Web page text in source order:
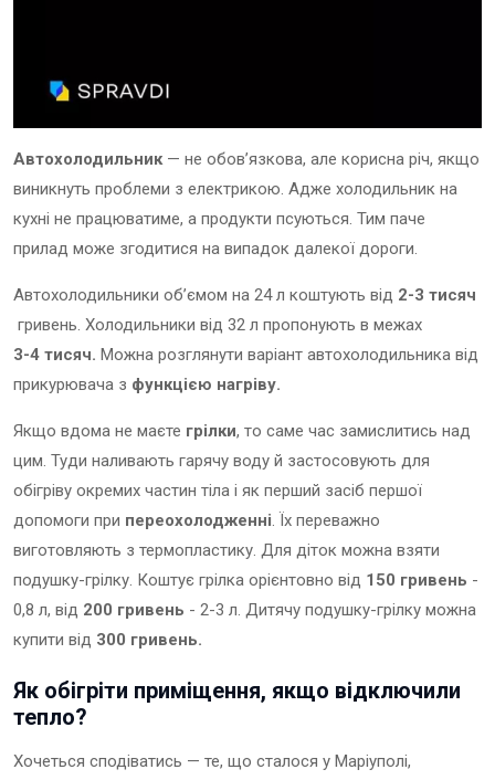
Автохолодильник— не обов’язкова, але корисна річ, якщо
виникнуть проблеми з електрикою. Адже холодильник на
кухні не працюватиме, а продукти псуються. Тим паче
прилад може згодитися на випадок далекої дороги.
Автохолодильники об’ємом на 24 л коштують від 2-3 тисяч
гривень. Холодильники від 32 л пропонують в межах
3-4 тисяч. Можна розглянути варіант автохолодильника від
прикурювача з функцією нагріву.
Якщо вдома не маєте грілки, то саме час замислитись над
цим. Туди наливають гарячу воду й застосовують для
обігріву окремих частин тіла і як перший засіб першої
допомоги при переохолодженні. Їх переважно
виготовляють з термопластику. Для діток можна взяти
подушку-грілку. Коштує грілка орієнтовно від 150 гривень -
0,8 л, від 200 гривень - 2-3 л. Дитячу подушку-грілку можна
купити від 300 гривень.
Як обігріти приміщення, якщо відключили
тепло?
Хочеться сподіватись — те, що сталося у Маріуполі,